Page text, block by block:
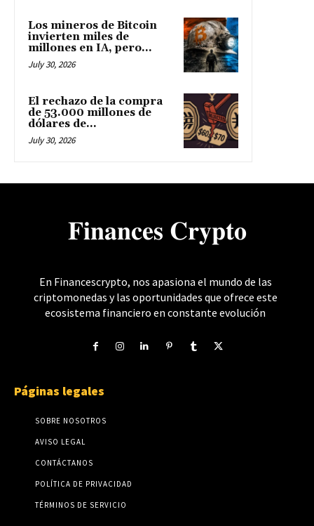
Los mineros de Bitcoin
invierten miles de
millones en IA, pero...
July 30, 2026
El rechazo de la compra
de 53.000 millones de
dólares de...
July 30, 2026
𝐅𝐢𝐧𝐚𝐧𝐜𝐞𝐬 𝐂𝐫𝐲𝐩𝐭𝐨
En Financescrypto, nos apasiona el mundo de las
criptomonedas y las oportunidades que ofrece este
ecosistema financiero en constante evolución
Páginas legales
SOBRE NOSOTROS
AVISO LEGAL
CONTÁCTANOS
POLÍTICA DE PRIVACIDAD
TÉRMINOS DE SERVICIO